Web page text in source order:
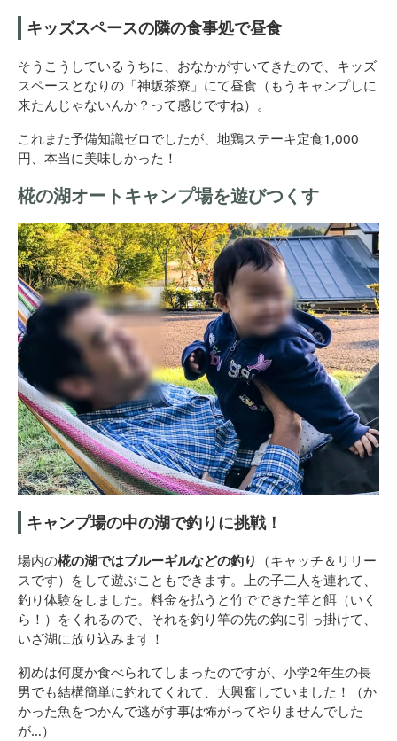
キッズスペースの隣の食事処で昼食
そうこうしているうちに、おなかがすいてきたので、キッズ
スペースとなりの「神坂茶寮」にて昼食（もうキャンプしに
来たんじゃないんか？って感じですね）。
これまた予備知識ゼロでしたが、地鶏ステーキ定食1,000
円、本当に美味しかった！
椛の湖オートキャンプ場を遊びつくす
キャンプ場の中の湖で釣りに挑戦！
場内の椛の湖ではブルーギルなどの釣り （キャッチ＆リリー
スです）をして遊ぶこともできます。上の子二人を連れて、
釣り体験をしました。料金を払うと竹でできた竿と餌（いく
ら！）をくれるので、それを釣り竿の先の鈎に引っ掛けて、
いざ湖に放り込みます！
初めは何度か食べられてしまったのですが、小学2年生の長
男でも結構簡単に釣れてくれて、大興奮していました！（か
かった魚をつかんで逃がす事は怖がってやりませんでした
が…）